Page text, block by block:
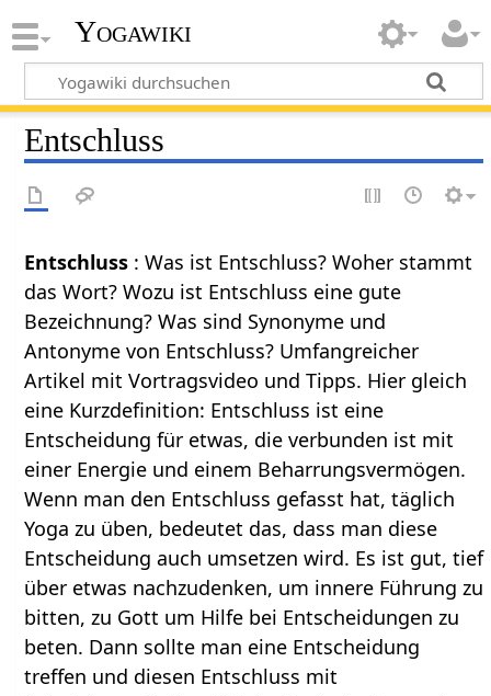
Yogawiki
Entschluss
Entschluss : Was ist Entschluss? Woher stammt
das Wort? Wozu ist Entschluss eine gute
Bezeichnung? Was sind Synonyme und
Antonyme von Entschluss? Umfangreicher
Artikel mit Vortragsvideo und Tipps. Hier gleich
eine Kurzdefinition: Entschluss ist eine
Entscheidung für etwas, die verbunden ist mit
einer Energie und einem Beharrungsvermögen.
Wenn man den Entschluss gefasst hat, täglich
Yoga zu üben, bedeutet das, dass man diese
Entscheidung auch umsetzen wird. Es ist gut, tief
über etwas nachzudenken, um innere Führung zu
bitten, zu Gott um Hilfe bei Entscheidungen zu
beten. Dann sollte man eine Entscheidung
treffen und diesen Entschluss mit